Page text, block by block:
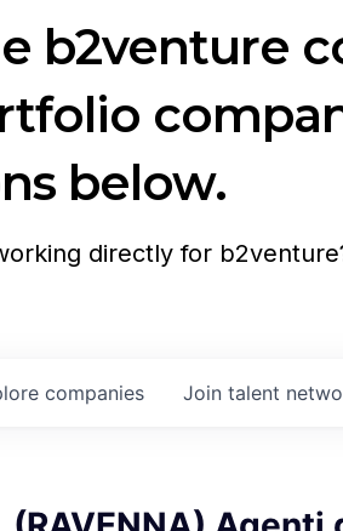
b2venture
below.
directly for
companies Join talent